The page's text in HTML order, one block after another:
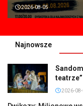
2026-08-05
Najnowsze
teatrze”
2026-08-